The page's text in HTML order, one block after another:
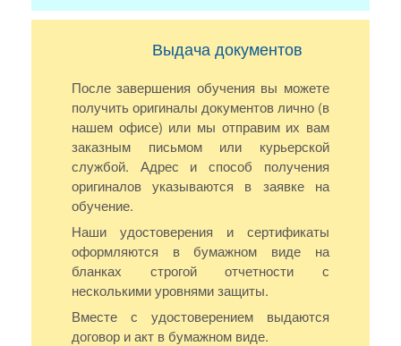
Выдача документов
После завершения обучения вы можете
получить оригиналы документов лично (в
нашем офисе) или мы отправим их вам
заказным письмом или курьерской
службой. Адрес и способ получения
оригиналов указываются в заявке на
обучение.
Наши удостоверения и сертификаты
оформляются в бумажном виде на
бланках строгой отчетности с
несколькими уровнями защиты.
Вместе с удостоверением выдаются
договор и акт в бумажном виде.